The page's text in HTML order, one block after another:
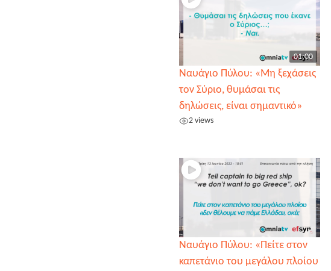
01:00
Ναυάγιο Πύλου: «Μη ξεχάσεις
τον Σύριο, θυμάσαι τις
δηλώσεις, είναι σημαντικό»
2 views
Ναυάγιο Πύλου: «Πείτε στον
καπετάνιο του μεγάλου πλοίου